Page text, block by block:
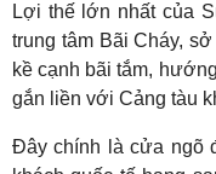
Lợi thế lớn nhất của
trung tâm Bãi Cháy,
kề cạnh bãi tắm,
gắn liền với Cảng tàu
Đây chính là cửa ngõ